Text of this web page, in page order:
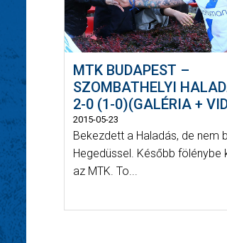
MTK BUDAPEST –
SZOMBATHELYI
2-0 (1-0)(GALÉRIA +
2015-05-23
Bekezdett a Haladás, de nem
Hegedüssel. Később fölénybe
az MTK. To...